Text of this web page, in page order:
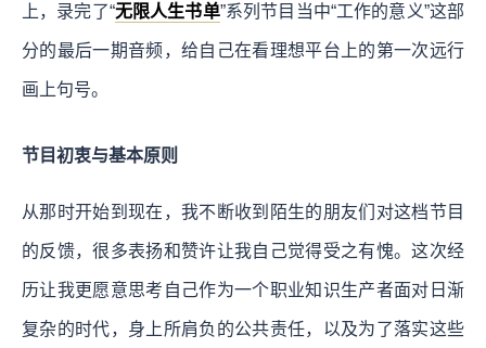
上，录完了“无限人生书单”系列节目当中“工作的意义”这部
分的最后一期音频，给自己在看理想平台上的第一次远行
画上句号。
节目初衷与基本原则
从那时开始到现在，我不断收到陌生的朋友们对这档节目
的反馈，很多表扬和赞许让我自己觉得受之有愧。这次经
历让我更愿意思考自己作为一个职业知识生产者面对日渐
复杂的时代，身上所肩负的公共责任，以及为了落实这些